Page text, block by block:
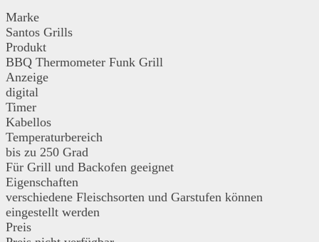
Marke
Santos Grills
Produkt
BBQ Thermometer Funk Grill
Anzeige
digital
Timer
Kabellos
Temperaturbereich
bis zu 250 Grad
Für Grill und Backofen geeignet
Eigenschaften
verschiedene Fleischsorten und Garstufen können
eingestellt werden
Preis